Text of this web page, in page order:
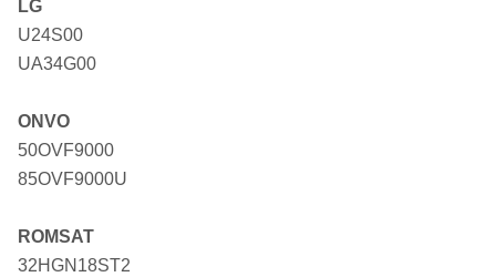
LG
U24S00
UA34G00
ONVO
50OVF9000
85OVF9000U
ROMSAT
32HGN18ST2